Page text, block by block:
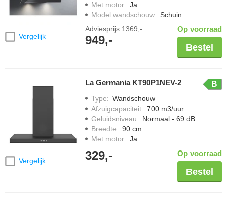
Vergelijk
Met motor: Ja
Model wandschouw: Schuin
Adviesprijs 1369,-
949,-
Op voorraad
Bestel
Vergelijk
La Germania KT90P1NEV-2 B
Type: Wandschouw
Afzuigcapaciteit: 700 m3/uur
Geluidsniveau: Normaal - 69 dB
Breedte: 90 cm
Met motor: Ja
329,- Op voorraad
Bestel